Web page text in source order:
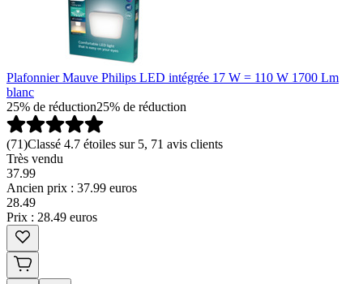
Plafonnier Mauve Philips LED intégrée 17 W = 110 W 1700 Lm
blanc
25% de réduction25% de réduction
(71)Classé 4.7 étoiles sur 5, 71 avis clients
Très vendu
37.99
Ancien prix : 37.99 euros
28.49
Prix : 28.49 euros